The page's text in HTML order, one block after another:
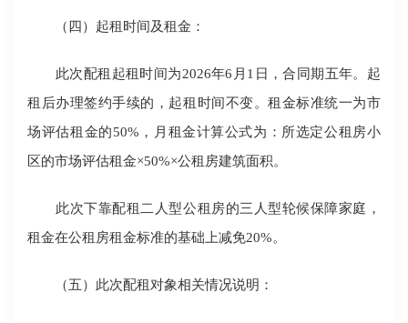
（四）起租时间及租金：
此次配租起租时间为2026年6月1日，合同期五年。起
租后办理签约手续的，起租时间不变。租金标准统一为市
场评估租金的50%，月租金计算公式为：所选定公租房小
区的市场评估租金×50%×公租房建筑面积。
此次下靠配租二人型公租房的三人型轮候保障家庭，
租金在公租房租金标准的基础上减免20%。
（五）此次配租对象相关情况说明：